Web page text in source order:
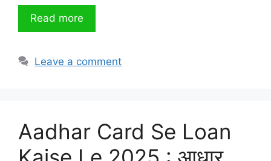
Read more
Leave a comment
Aadhar Card Se Loan